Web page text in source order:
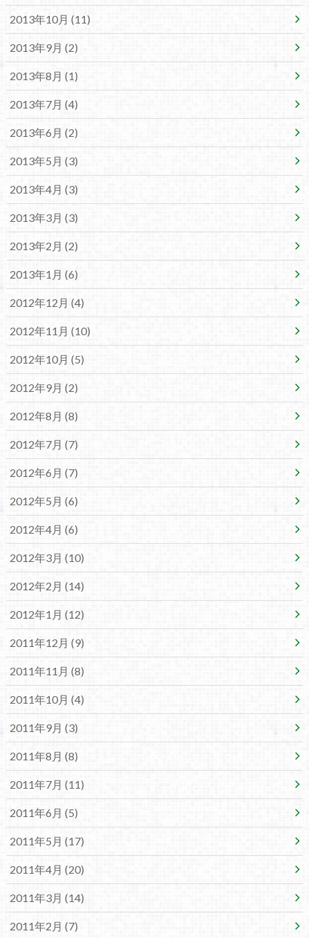
2013年10月 (11)
2013年9月 (2)
2013年8月 (1)
2013年7月 (4)
2013年6月 (2)
2013年5月 (3)
2013年4月 (3)
2013年3月 (3)
2013年2月 (2)
2013年1月 (6)
2012年12月 (4)
2012年11月 (10)
2012年10月 (5)
2012年9月 (2)
2012年8月 (8)
2012年7月 (7)
2012年6月 (7)
2012年5月 (6)
2012年4月 (6)
2012年3月 (10)
2012年2月 (14)
2012年1月 (12)
2011年12月 (9)
2011年11月 (8)
2011年10月 (4)
2011年9月 (3)
2011年8月 (8)
2011年7月 (11)
2011年6月 (5)
2011年5月 (17)
2011年4月 (20)
2011年3月 (14)
2011年2月 (7)